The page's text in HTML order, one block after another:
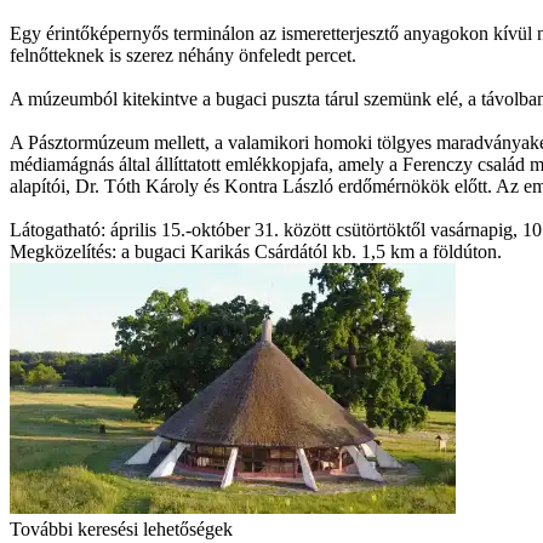
Egy érintőképernyős terminálon az ismeretterjesztő anyagokon
felnőtteknek is szerez néhány önfeledt percet.
A múzeumból kitekintve a bugaci puszta tárul szemünk elé, a
A Pásztormúzeum mellett, a valamikori homoki tölgyes
médiamágnás által állíttatott emlékkopjafa, amely a Ferenczy
alapítói, Dr. Tóth Károly és Kontra László erdőmérnökök előtt. Az
Látogatható: április 15.-október 31. között csütörtöktől vasárnapig,
Megközelítés: a bugaci Karikás Csárdától kb. 1,5 km a földúton.
További keresési lehetőségek